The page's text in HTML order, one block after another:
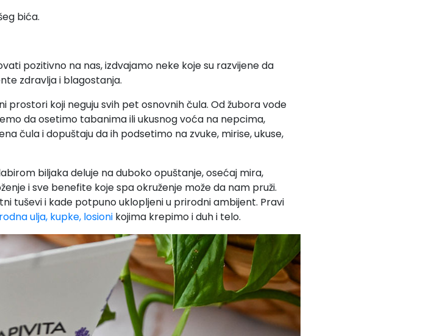
bića.
pozitivno na nas, izdvajamo neke koje su razvijene da
zdravlja i blagostanja.
prostori koji neguju svih pet osnovnih čula. Od žubora vode
da osetimo tabanima ili ukusnog voća na nepcima,
čula i dopuštaju da ih podsetimo na zvuke, mirise, ukuse,
biljaka deluje na duboko opuštanje, osećaj mira,
i sve benefite koje spa okruženje može da nam pruži.
tuševi i kade potpuno uklopljeni u prirodni ambijent. Pravi
ulja, kupke, losioni kojima krepimo i duh i telo.